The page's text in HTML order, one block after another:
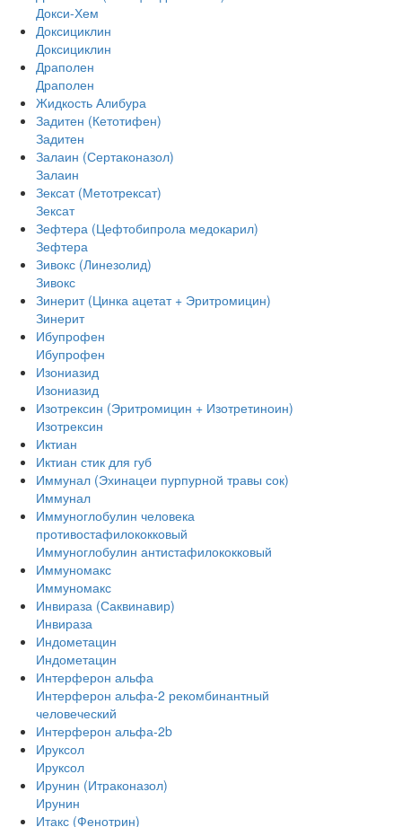
Докси-Хем
Доксициклин
Доксициклин
Драполен
Драполен
Жидкость Алибура
Задитен (Кетотифен)
Задитен
Залаин (Сертаконазол)
Залаин
Зексат (Метотрексат)
Зексат
Зефтера (Цефтобипрола медокарил)
Зефтера
Зивокс (Линезолид)
Зивокс
Зинерит (Цинка ацетат + Эритромицин)
Зинерит
Ибупрофен
Ибупрофен
Изониазид
Изониазид
Изотрексин (Эритромицин + Изотретиноин)
Изотрексин
Иктиан
Иктиан стик для губ
Иммунал (Эхинацеи пурпурной травы сок)
Иммунал
Иммуноглобулин человека
противостафилококковый
Иммуноглобулин антистафилококковый
Иммуномакс
Иммуномакс
Инвираза (Саквинавир)
Инвираза
Индометацин
Индометацин
Интерферон альфа
Интерферон альфа-2 рекомбинантный
человеческий
Интерферон альфа-2b
Ируксол
Ируксол
Ирунин (Итраконазол)
Ирунин
Итакс (Фенотрин)